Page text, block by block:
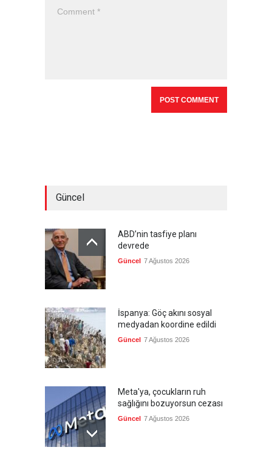
Güncel
ABD’nin tasfiye planı
devrede
Güncel 7 Ağustos 2026
İspanya: Göç akını sosyal
medyadan koordine edildi
Güncel 7 Ağustos 2026
Meta'ya, çocukların ruh
sağlığını bozuyorsun cezası
Güncel 7 Ağustos 2026